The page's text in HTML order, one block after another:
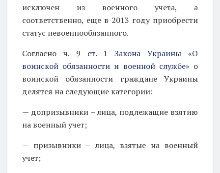
исключен из военного учета, а
соответственно, еще в 2013 году приобрести
статус невоеннообязанного.
Согласно ч. 9 ст. 1 Закона Украины «О
воинской обязанности и военной службе» о
воинской обязанности граждане Украины
делятся на следующие категории:
— допризывники – лица, подлежащие взятию
на военный учет;
— призывники – лица, взятые на военный
учет;